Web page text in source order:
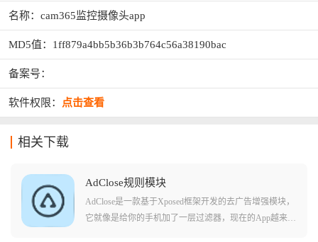
名称：cam365监控摄像头app
MD5值：1ff879a4bb5b36b3b764c56a38190bac
备案号：
软件权限： 点击查看
相关下载
AdClose规则模块
AdClose是一款基于Xposed框架开发的去广告增强模块，
它就像是给你的手机加了一层过滤器，现在的App越来越